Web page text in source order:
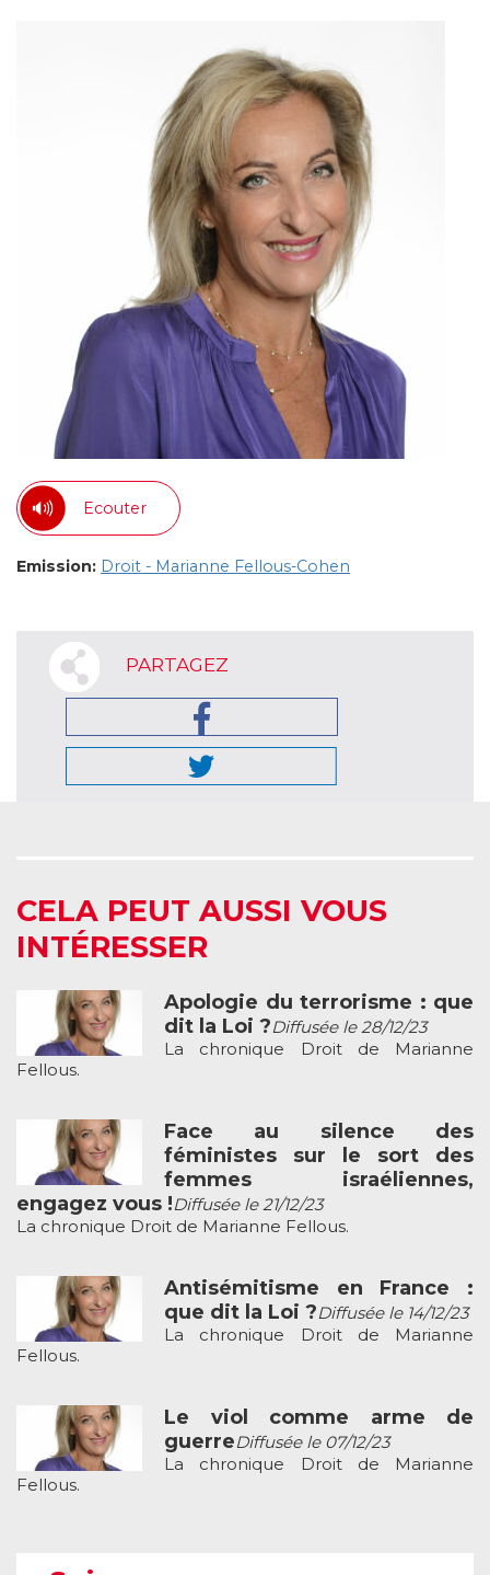
Ecouter
Emission: Droit - Marianne Fellous-Cohen
PARTAGEZ
CELA PEUT AUSSI VOUS
INTÉRESSER
Apologie du terrorisme : que
dit la Loi ?Diffusée le 28/12/23
La chronique Droit de Marianne
Fellous.
Face au silence des
féministes sur le sort des
femmes israéliennes,
engagez vous !Diffusée le 21/12/23
La chronique Droit de Marianne Fellous.
Antisémitisme en France :
que dit la Loi ?Diffusée le 14/12/23
La chronique Droit de Marianne
Fellous.
Le viol comme arme de
guerreDiffusée le 07/12/23
La chronique Droit de Marianne
Fellous.